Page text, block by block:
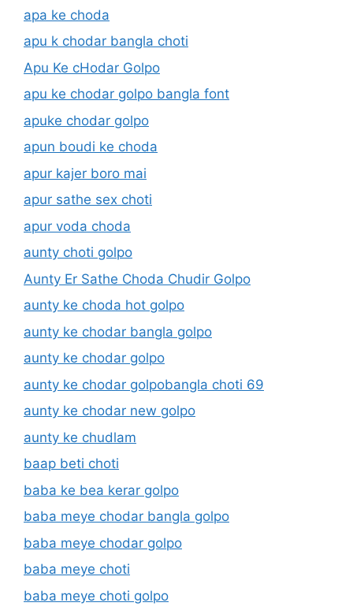
apa ke choda
apu k chodar bangla choti
Apu Ke cHodar Golpo
apu ke chodar golpo bangla font
apuke chodar golpo
apun boudi ke choda
apur kajer boro mai
apur sathe sex choti
apur voda choda
aunty choti golpo
Aunty Er Sathe Choda Chudir Golpo
aunty ke choda hot golpo
aunty ke chodar bangla golpo
aunty ke chodar golpo
aunty ke chodar golpobangla choti 69
aunty ke chodar new golpo
aunty ke chudlam
baap beti choti
baba ke bea kerar golpo
baba meye chodar bangla golpo
baba meye chodar golpo
baba meye choti
baba meye choti golpo